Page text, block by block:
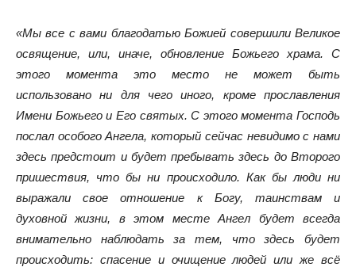
«Мы все с вами благодатью Божией совершили Великое
освящение, или, иначе, обновление Божьего храма. С
этого момента это место не может быть
использовано ни для чего иного, кроме прославления
Имени Божьего и Его святых. С этого момента Господь
послал особого Ангела, который сейчас невидимо с нами
здесь предстоит и будет пребывать здесь до Второго
пришествия, что бы ни происходило. Как бы люди ни
выражали свое отношение к Богу, таинствам и
духовной жизни, в этом месте Ангел будет всегда
внимательно наблюдать за тем, что здесь будет
происходить: спасение и очищение людей или же всё